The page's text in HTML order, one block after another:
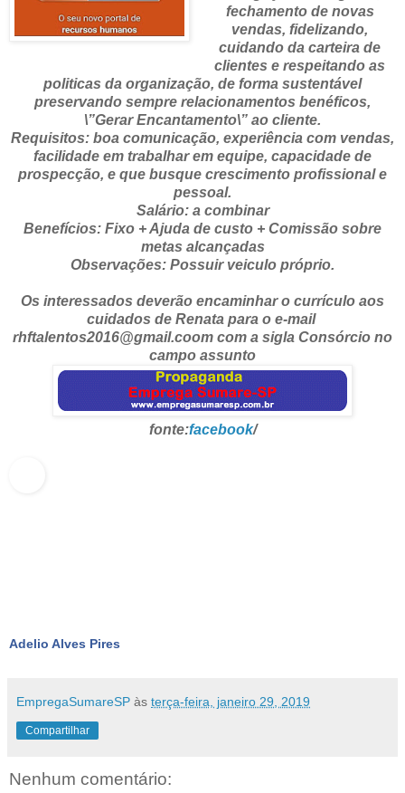
fechamento de novas
vendas, fidelizando,
cuidando da carteira de
clientes e respeitando as
politicas da organização, de forma sustentável
preservando sempre relacionamentos benéficos,
\”Gerar Encantamento\” ao cliente.
Requisitos: boa comunicação, experiência com vendas,
facilidade em trabalhar em equipe, capacidade de
prospecção, e que busque crescimento profissional e
pessoal.
Salário: a combinar
Benefícios: Fixo + Ajuda de custo + Comissão sobre
metas alcançadas
Observações: Possuir veiculo próprio.
Os interessados deverão encaminhar o currículo aos
cuidados de Renata para o e-mail
rhftalentos2016@gmail.coom com a sigla Consórcio no
campo assunto
fonte:facebook/
Adelio Alves Pires
EmpregaSumareSP às terça-feira, janeiro 29, 2019
Compartilhar
Nenhum comentário: